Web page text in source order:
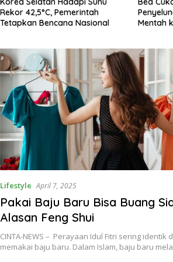
Penyelundupan 99,5 Ton Rotan
Mentah ke Malaysia di Perairan
Lifestyle April 7, 2025
Pakai Baju Baru Bisa Buang
Alasan Feng Shui
CINTA-NEWS – Perayaan Idul Fitri sering identik
memakai baju baru. Dalam Islam, baju baru